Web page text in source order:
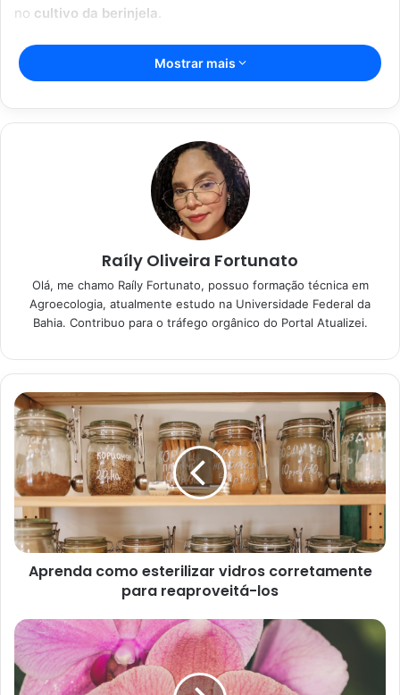
no cultivo da berinjela.
Artigos relacionados
Como cultivar tomate italiano na sua
horta da forma correta e sem dor de
cabeça no cultivo, confira
08/01/2023
Aprenda como plantar cebola em
dificuldade
06/01/2023
Assim, reunimos para você em nosso conteúdo, 4 dicas no
desenvolvimento da planta e, consequentemente, sucesso
na colheita dos frutos. Portanto, continue conosco e
confira o preparo do solo ideal para o cultivo da hortaliça,
clima adequado, rega e luminosidade ideal.
1. Clima idealpara o cultivo
da berinjela
As berinjelas são hortaliças tropicais que não toleram
climas frios. Portanto, para haver um pleno crescimento
dessa espécie, é necessário que se garanta temperaturas
acima dos 21 °C. Assim, em estados cuja temperatura é
Mostrar mais
Raíly Oliveira Fortunato
Olá, me chamo Raíly Fortunato, possuo formação técnica em
Agroecologia, atualmente estudo na Universidade Federal da
Bahia. Contribuo para o tráfego orgânico do Portal Atualizei.
Aprenda como esterilizar vidros corretamente
para reaproveitá-los